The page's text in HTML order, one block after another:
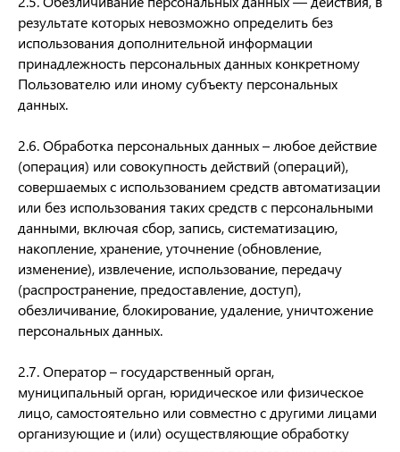
результате которых невозможно определить без
использования дополнительной информации
принадлежность персональных данных конкретному
Пользователю или иному субъекту персональных
данных.
2.6. Обработка персональных данных – любое действие
(операция) или совокупность действий (операций),
совершаемых с использованием средств автоматизации
или без использования таких средств с персональными
данными, включая сбор, запись, систематизацию,
накопление, хранение, уточнение (обновление,
изменение), извлечение, использование, передачу
(распространение, предоставление, доступ),
обезличивание, блокирование, удаление, уничтожение
персональных данных.
2.7. Оператор – государственный орган,
муниципальный орган, юридическое или физическое
лицо, самостоятельно или совместно с другими лицами
организующие и (или) осуществляющие обработку